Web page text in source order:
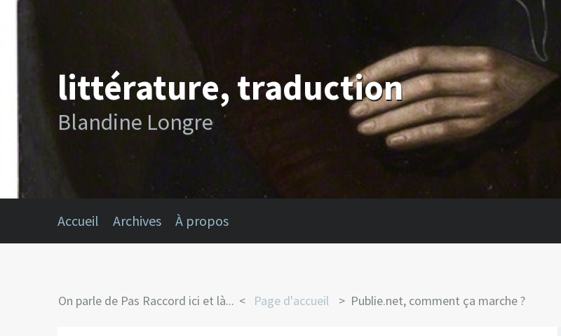
littérature, traduction
Blandine Longre
Accueil Archives À propos
On parle de Pas Raccord ici et là... Page d'accueil Publie.net, comment ça marche ?